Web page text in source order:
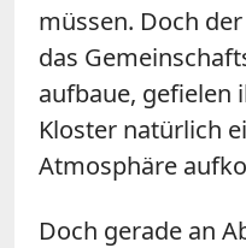
müssen. Doch
das
aufbaue, gefielen
Kloster natürlich
Atmosphäre
Doch gerade an